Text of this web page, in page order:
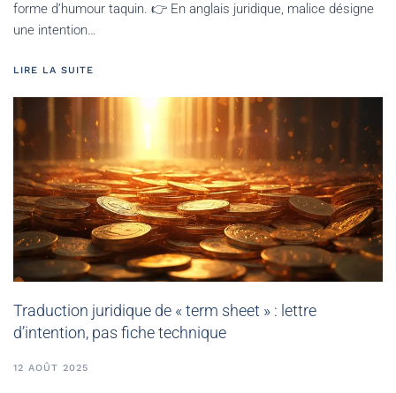
forme d’humour taquin. 👉 En anglais juridique, malice désigne
une intention…
LIRE LA SUITE
Traduction juridique de « term sheet » : lettre
d’intention, pas fiche technique
12 AOÛT 2025